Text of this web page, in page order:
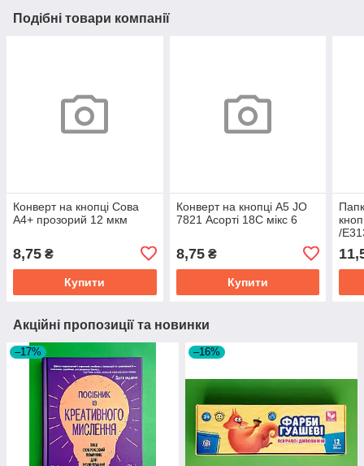
Подібні товари компанії
Конверт на кнопці Сова
А4+ прозорий 12 мкм
8,75 ₴
Купити
Конверт на кнопці А5 JO
7821 Асорті 18C мікс 6
8,75₴
Купити
/
Акційні пропозиції та новинки
–17% –16%